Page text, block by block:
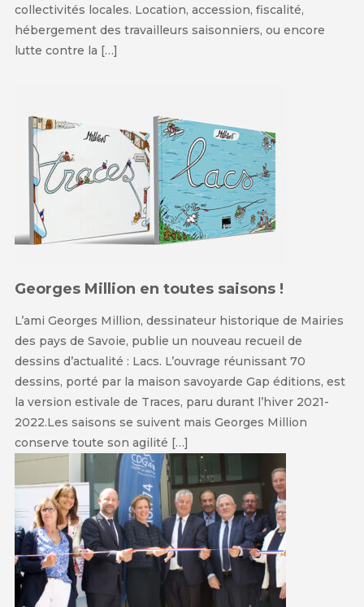
collectivités locales. Location, accession, fiscalité,
hébergement des travailleurs saisonniers, ou encore
lutte contre la […]
Georges Million en toutes saisons !
L’ami Georges Million, dessinateur historique de Mairies
des pays de Savoie, publie un nouveau recueil de
dessins d’actualité : Lacs. L’ouvrage réunissant 70
dessins, porté par la maison savoyarde Gap éditions, est
la version estivale de Traces, paru durant l’hiver 2021-
2022.Les saisons se suivent mais Georges Million
conserve toute son agilité […]